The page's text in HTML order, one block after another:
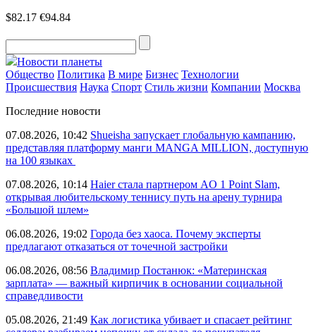
$82.17 €94.84
Новости планеты
Общество Политика В мире Бизнес Технологии
Происшествия Наука Спорт Стиль жизни Компании Москва
Последние новости
07.08.2026, 10:42 Shueisha запускает глобальную кампанию,
представляя платформу манги MANGA MILLION, доступную
на 100 языках
07.08.2026, 10:14 Haier стала партнером AO 1 Point Slam,
открывая любительскому теннису путь на арену турнира
«Большой шлем»
06.08.2026, 19:02 Города без хаоса. Почему эксперты
предлагают отказаться от точечной застройки
06.08.2026, 08:56 Владимир Постанюк: «Материнская
зарплата» — важный кирпичик в основании социальной
справедливости
05.08.2026, 21:49 Как логистика убивает и спасает рейтинг